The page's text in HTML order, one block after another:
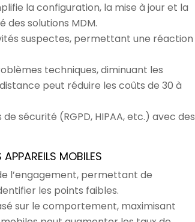
la configuration, la mise à jour et la
des solutions MDM.
suspectes, permettant une réaction
techniques, diminuant les
peut réduire les coûts de 30 à
sécurité (RGPD, HIPAA, etc.) avec des
MOBILES
l’engagement, permettant de
les points faibles.
sur le comportement, maximisant